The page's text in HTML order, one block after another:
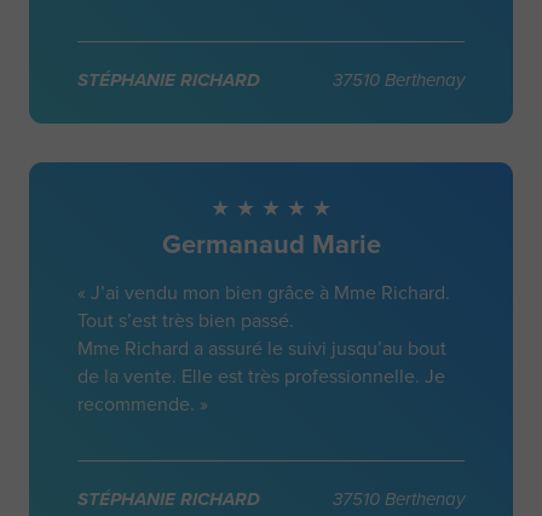
STÉPHANIE RICHARD 37510 Berthenay
Germanaud Marie
« J’ai vendu mon bien grâce à Mme Richard.
Tout s’est très bien passé.
Mme Richard a assuré le suivi jusqu’au bout
de la vente. Elle est très professionnelle. Je
recommende. »
STÉPHANIE RICHARD 37510 Berthenay